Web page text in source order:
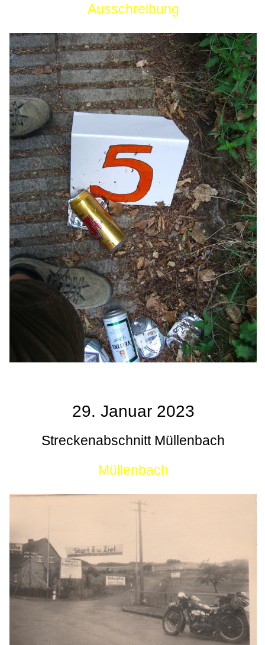
Ausschreibung
29. Januar 2023
Streckenabschnitt Müllenbach
Müllenbach